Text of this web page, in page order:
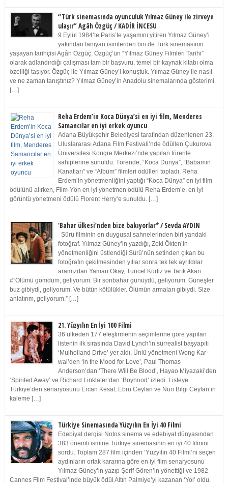
“Türk sinemasında oyunculuk Yılmaz Güney ile zirveye
ulaşır” Agâh Özgüç / KADİR İNCESU
9 Eylül 1984’te Paris’te yaşamını yitiren Yılmaz Güney’i
yakından tanıyan isimlerden biri de Türk sinemasının
yaşayan tarihçisi Agâh Özgüç. Özgüç’ün “Yılmaz Güney Filmleri Tarihi”
olarak adlandırdığı çalışması tam bir başvuru, temel bir kaynak kitabı olma
özelliği taşıyor. Özgüç ile Yılmaz Güney’i konuştuk. Yılmaz Güney ile nasıl
ve ne zaman tanıştınız? Yılmaz Güney’in Anadolu sinemalarında gösterimi
[…]
Reha Erdem’in Koca Dünya’si en iyi film, Menderes
Samancılar en iyi erkek oyuncu
Adana Büyükşehir Belediyesi tarafından düzenlenen 23.
Uluslararası Adana Film Festivali’nde ödüllen Çukurova
Üniversitesi Kongre Merkezi’nde yapılan törenle
sahiplerine sunuldu. Törende, “Koca Dünya”, “Babamın
Kanatları” ve “Albüm” filmleri ödülleri topladı. Reha
Erdem’in yönetmenliğini yaptığı “Koca Dünya” en iyi film
ödülünü alırken, Film-Yön en iyi yönetmen ödülü Reha Erdem’e, en iyi
görüntü yönetmeni ödülü Florent Herry’e sunuldu. […]
‘Bahar ülkesi’nden bize bakıyorlar* / Sevda AYDIN
Sürü filminin en duygusal sahnelerinden biri yandaki
fotoğraf. Yılmaz Güney’in yazdığı, Zeki Ökten’in
yönetmenliğini üstlendiği Sürü’nün setinden çıkan bu
fotoğrafın çekilmesinden yıllar sonra tek tek ayrıldılar
aramızdan Yaman Okay, Tuncel Kurtiz ve Tarık Akan…
#”Ölümü gömdüm, geliyorum. Bir sonbahar günüydü, geliyorum. Güneşler
buz gibiydi, geliyorum. Ve bütün kötülükler. Ölümün armaları gibiydi. Size
anlatırım, geliyorum.” […]
21. Yüzyılın En İyi 100 Filmi
36 ülkeden 177 eleştirmenin seçimlerine göre yapılan
listenin ilk sırasında David Lynch’in sürrealist başyapıtı
‘Mulholland Drive’ yer aldı. Ünlü yönetmeni Wong Kar-
wai’den ‘In the Mood for Love’, Paul Thomas
Anderson’dan ‘There Will Be Blood’, Hayao Miyazaki’den
‘Spirited Away’ ve Richard Linklater’dan ‘Boyhood’ izledi. Listeye
Türkiye’den senaryosunu Ercan Kesal, Ebru Ceylan ve Nuri Bilgi Ceylan’ın
kaleme […]
Türkiye Sinemasında Yüzyılın En İyi 40 Filmi
Edebiyat dergisi Notos sinema ve edebiyat dünyasından
383 önemli ismine Türkiye sinemasının en iyi 40 filmini
sordu. Toplam 287 film içinden ‘Yüzyılın 40 Filmi’ni seçen
aydınların ortak kararına göre en iyi film senaryosunu
Yılmaz Güney’in yazıp Şerif Gören’in yönettiği ve 1982
Cannes Film Festival’inde büyük ödül Altın Palmiye’yi kazanan ‘Yol’ oldu.